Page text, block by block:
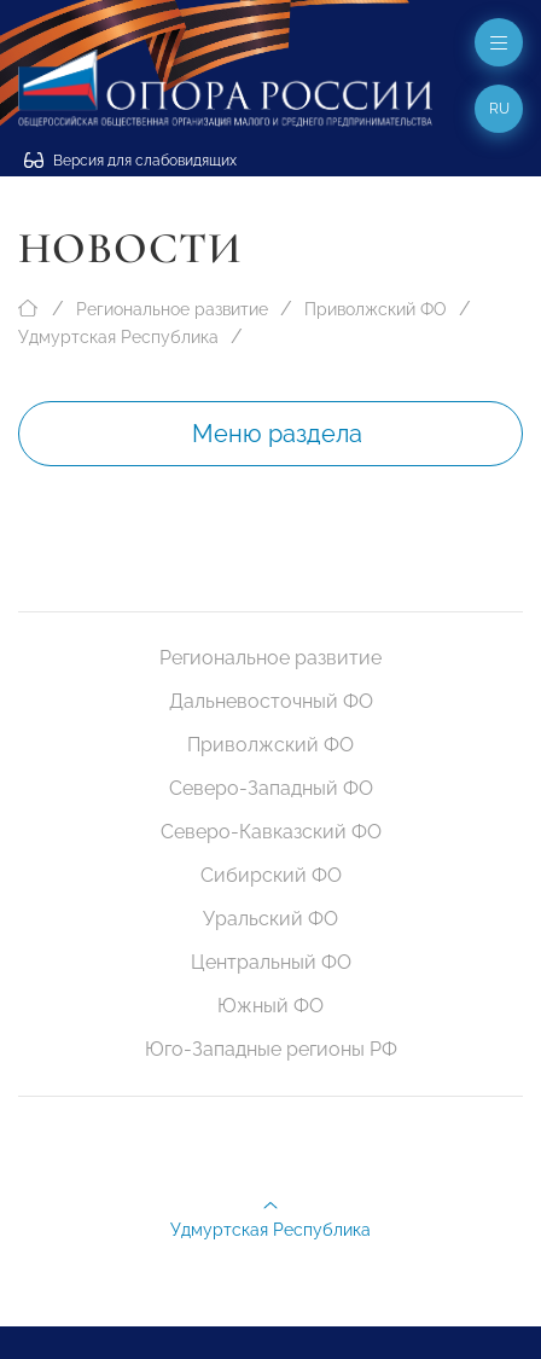
Версия для слабовидящих
RU
НОВОСТИ
Региональное развитие
Приволжский ФО
Удмуртская Республика
Меню раздела
Региональное развитие
Дальневосточный ФО
Приволжский ФО
Северо-Западный ФО
Северо-Кавказский ФО
Сибирский ФО
Уральский ФО
Центральный ФО
Южный ФО
Юго-Западные регионы РФ
Удмуртская Республика